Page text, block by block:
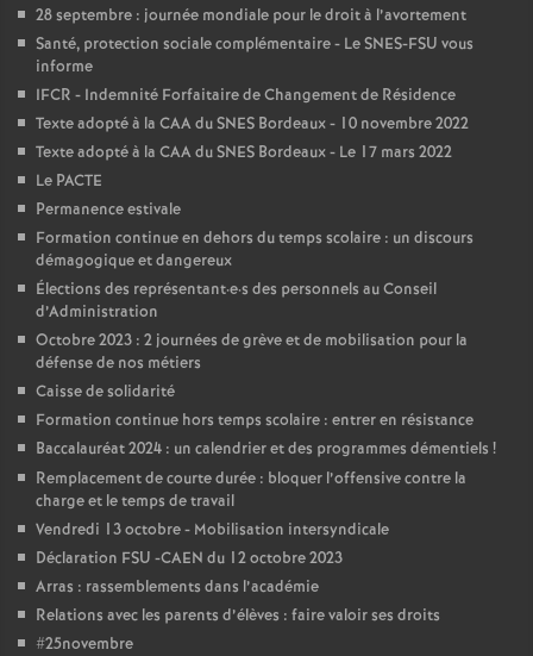
28 septembre : journée mondiale pour le droit à l’avortement
Santé, protection sociale complémentaire - Le SNES-FSU vous
informe
IFCR - Indemnité Forfaitaire de Changement de Résidence
Texte adopté à la CAA du SNES Bordeaux - 10 novembre 2022
Texte adopté à la CAA du SNES Bordeaux - Le 17 mars 2022
Le PACTE
Permanence estivale
Formation continue en dehors du temps scolaire : un discours
démagogique et dangereux
Élections des représentant·e·s des personnels au Conseil
d’Administration
Octobre 2023 : 2 journées de grève et de mobilisation pour la
défense de nos métiers
Caisse de solidarité
Formation continue hors temps scolaire : entrer en résistance
Baccalauréat 2024 : un calendrier et des programmes démentiels !
Remplacement de courte durée : bloquer l’offensive contre la
charge et le temps de travail
Vendredi 13 octobre - Mobilisation intersyndicale
Déclaration FSU -CAEN du 12 octobre 2023
Arras : rassemblements dans l’académie
Relations avec les parents d’élèves : faire valoir ses droits
#25novembre